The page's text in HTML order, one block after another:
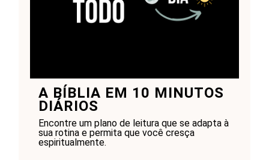
A BÍBLIA EM 10 MINUTOS
DIÁRIOS
Encontre um plano de leitura que se adapta à
sua rotina e permita que você cresça
espiritualmente.